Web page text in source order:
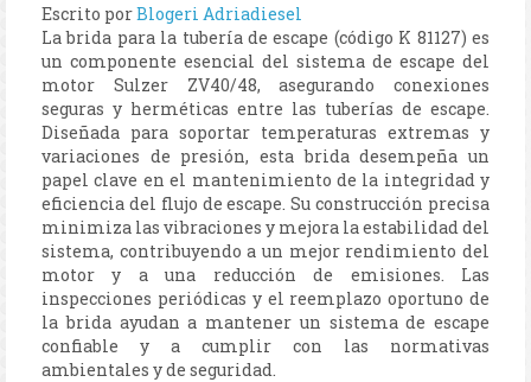
Escrito porBlogeri Adriadiesel
La brida para la tubería de escape (código K 81127) es
un componente esencial del sistema de escape del
motor Sulzer ZV40/48, asegurando conexiones
seguras y herméticas entre las tuberías de escape.
Diseñada para soportar temperaturas extremas y
variaciones de presión, esta brida desempeña un
papel clave en el mantenimiento de la integridad y
eficiencia del flujo de escape. Su construcción precisa
minimiza las vibraciones y mejora la estabilidad del
sistema, contribuyendo a un mejor rendimiento del
motor y a una reducción de emisiones. Las
inspecciones periódicas y el reemplazo oportuno de
la brida ayudan a mantener un sistema de escape
confiable y a cumplir con las normativas
ambientales y de seguridad.